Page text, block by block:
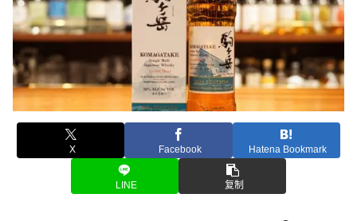
X Facebook Hatena Bookmark
LINE 复制